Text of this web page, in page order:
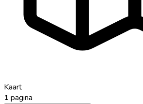
Kaart
1 pagina